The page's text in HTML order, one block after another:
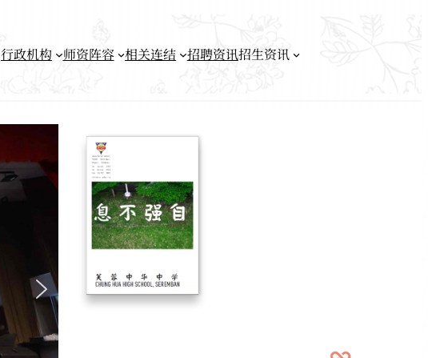
行政机构 师资阵容 相关连结 招聘资讯招生资讯